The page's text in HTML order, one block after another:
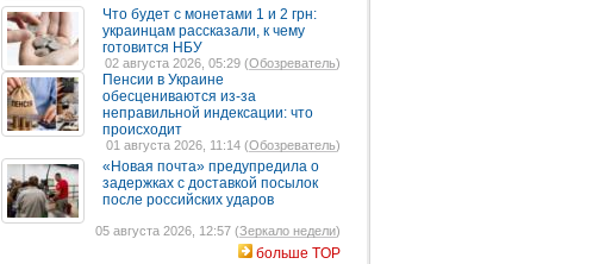
Что будет с монетами 1 и 2 грн:
украинцам рассказали, к чему
готовится НБУ
02 августа 2026, 05:29 (Обозреватель)
Пенсии в Украине
обесцениваются из-за
неправильной индексации: что
происходит
01 августа 2026, 11:14 (Обозреватель)
«Новая почта» предупредила о
задержках с доставкой посылок
после российских ударов
05 августа 2026, 12:57 (Зеркало недели)
больше TOP